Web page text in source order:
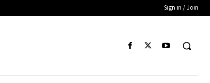
Sign in / Join